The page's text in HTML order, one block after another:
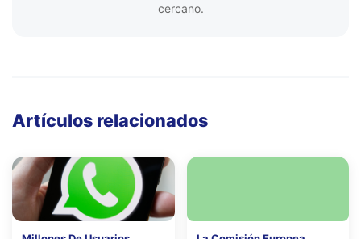
cercano.
Artículos relacionados